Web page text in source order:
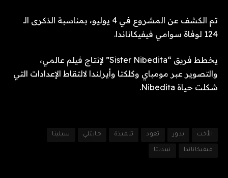
تم الكشف عن المشروع في 4 يوليو، بمناسبة الذكرى الـ
124 لوفاة سوامي فيفيكاناندا.
يخطط فريق “Sister Nibedita” لإنتاج فيلم عالمي،
والتصوير عبر مومباي وكلكتا وأيرلندا لالتقاط الإعدادات التي
شكلت حياة Nibedita.
الأخت بدور تعود تلميذة جايتلي سيلينا
فيفيكاناندا نبيديتا